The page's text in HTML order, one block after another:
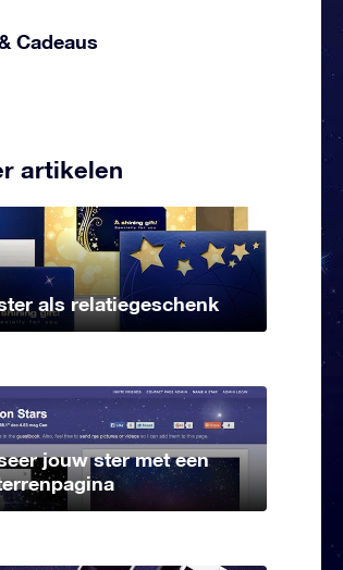
Cadeaus
artikelen
als relatiegeschenk
jouw ster met een